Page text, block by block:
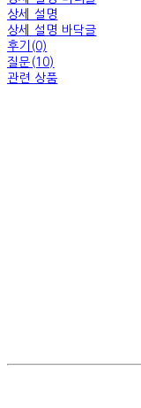
상세 설명
상세 설명 바닥글
후기(0)
질문(10)
관련 상품